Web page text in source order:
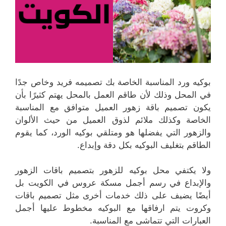
بوكيه ورد المناسبة الخاصة بك تصميمه فريد وخاص جدًا
في المحل وذلك لأن طاقم العمل بالمحل يهتم كثيرًا بأن
يكون تصميم باقة زهور العميل متوافق مع المناسبة
الخاصة وكذلك ملائم لذوق العميل من حيث الألوان
والزهور التي يفضلها هو ومتلقي بوكيه الورد، كما يقوم
الطاقم بتغليف البوكيه بكل دقة وإبداع.
ولا يكتفي محل بوكيه للزهور بتصميم باقات الزهور
والإبداع في رسم أجمل مسكة عروس في الكويت بل
أيضًا يضيف على ذلك خدمات أخرى مثل تصميم باقات
وكروت يتم ارفاقها مع البوكيه مخطوط عليها أجمل
العبارات التي تتماشى مع المناسبة.